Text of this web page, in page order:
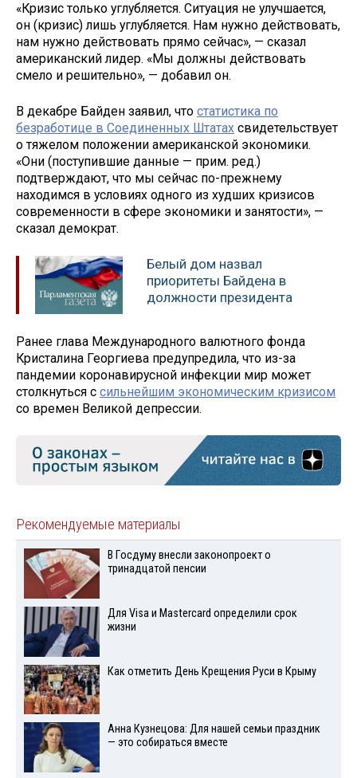
«Кризис только углубляется. Ситуация не улучшается,
он (кризис) лишь углубляется. Нам нужно действовать,
нам нужно действовать прямо сейчас», — сказал
американский лидер. «Мы должны действовать
смело и решительно», — добавил он.
В декабре Байден заявил, что статистика по
безработице в Соединенных Штатах свидетельствует
о тяжелом положении американской экономики.
«Они (поступившие данные — прим. ред.)
подтверждают, что мы сейчас по-прежнему
находимся в условиях одного из худших кризисов
современности в сфере экономики и занятости», —
сказал демократ.
Белый дом назвал
приоритеты Байдена в
должности президента
Ранее глава Международного валютного фонда
Кристалина Георгиева предупредила, что из-за
пандемии коронавирусной инфекции мир может
столкнуться с сильнейшим экономическим кризисом
со времен Великой депрессии.
Рекомендуемые материалы
В Госдуму внесли законопроект о
тринадцатой пенсии
Для Visа и Mastercard определили срок
жизни
Как отметить День Крещения Руси в Крыму
Анна Кузнецова: Для нашей семьи праздник
— это собираться вместе